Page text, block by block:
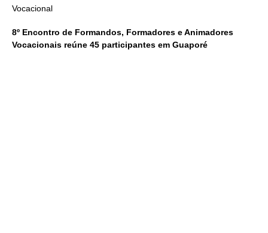
Vocacional
8º Encontro de Formandos, Formadores e Animadores
Vocacionais reúne 45 participantes em Guaporé